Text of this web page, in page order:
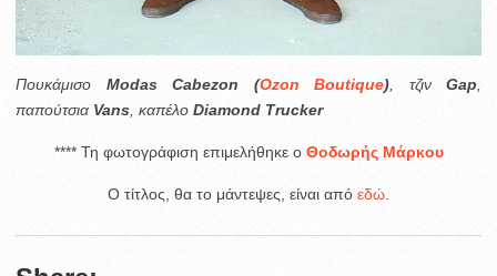
Πουκάμισο Modas Cabezon (Ozon Boutique) , τζιν Gap
παπούτσια Vans , καπέλο Diamond Trucker
**** Τη φωτογράφιση επιμελήθηκε ο Θοδωρής Μάρκου
Ο τίτλος, θα το μάντεψες, είναι από εδώ